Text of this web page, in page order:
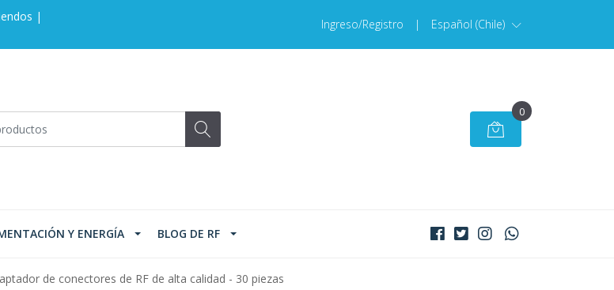
|
Ingreso/Registro | Español (Chile)
0
Y ENERGÍA BLOG DE RF
de conectores de RF de alta calidad - 30 piezas